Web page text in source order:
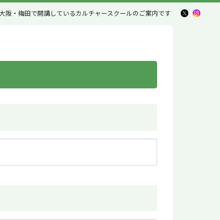
阪・梅田で開講しているカルチャースクールのご案内です